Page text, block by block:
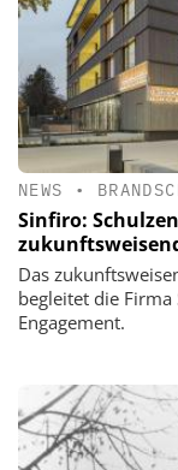
NEWS •
Sinfiro:
Das
begleitet die
Engagement.